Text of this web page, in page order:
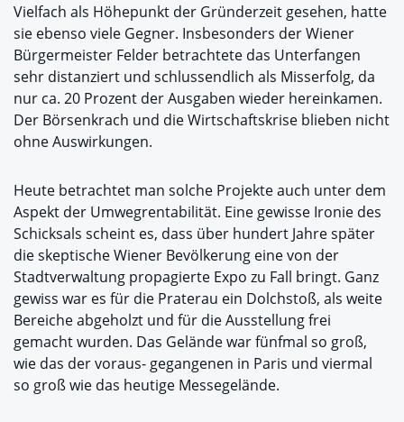
Vielfach als Höhepunkt der Gründerzeit gesehen, hatte
sie ebenso viele Gegner. Insbesonders der Wiener
Bürgermeister Felder betrachtete das Unterfangen
sehr distanziert und schlussendlich als Misserfolg, da
nur ca. 20 Prozent der Ausgaben wieder hereinkamen.
Der Börsenkrach und die Wirtschaftskrise blieben nicht
ohne Auswirkungen.
Heute betrachtet man solche Projekte auch unter dem
Aspekt der Umwegrentabilität. Eine gewisse Ironie des
Schicksals scheint es, dass über hundert Jahre später
die skeptische Wiener Bevölkerung eine von der
Stadtverwaltung propagierte Expo zu Fall bringt. Ganz
gewiss war es für die Praterau ein Dolchstoß, als weite
Bereiche abgeholzt und für die Ausstellung frei
gemacht wurden. Das Gelände war fünfmal so groß,
wie das der voraus- gegangenen in Paris und viermal
so groß wie das heutige Messegelände.